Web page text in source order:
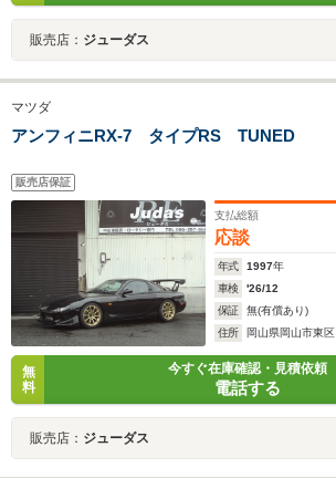
販売店： ジューダス
マツダ
アンフィニRX-7 タイプRS TUNED
販売店保証
支払総額
応談
年式 1997年
車検
'26/12
保証
無(有償あり)
住所
岡山県岡山市東区
無
料
今すぐ在庫確認・見積依頼
電話する
販売店： ジューダス